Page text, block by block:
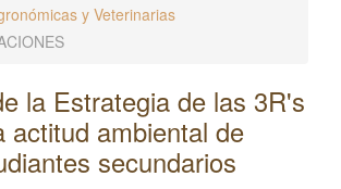
y Veterinarias
la Estrategia de las 3R's
actitud ambiental de
secundarios